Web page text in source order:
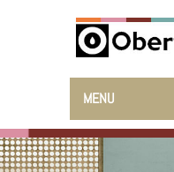
MENU